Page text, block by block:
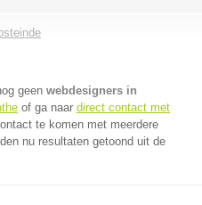
geen webdesigners in
of ga naar direct contact met
te komen met meerdere
nu resultaten getoond uit de